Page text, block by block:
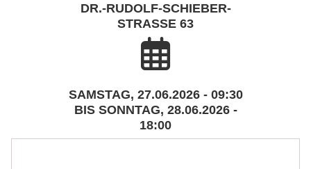
DR.-RUDOLF-SCHIEBER-
STRASSE 63
SAMSTAG, 27.06.2026 - 09:30
BIS SONNTAG, 28.06.2026 -
18:00